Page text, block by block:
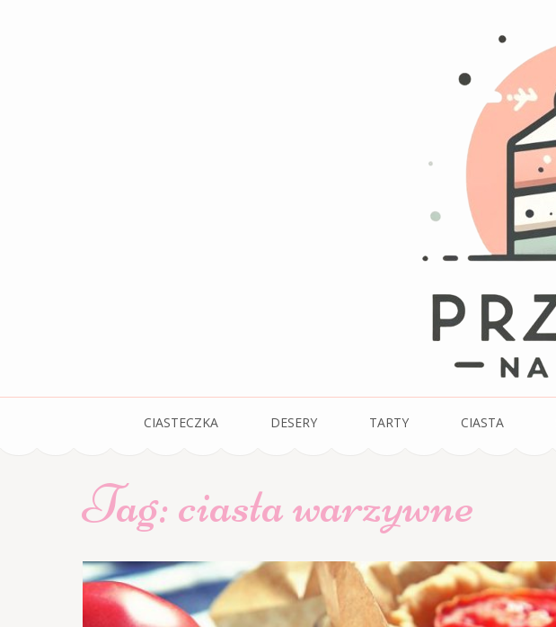
Przepisy Na Ciasta
CIASTECZKA DESERY TARTY CIASTA
Tag:ciasta warzywne